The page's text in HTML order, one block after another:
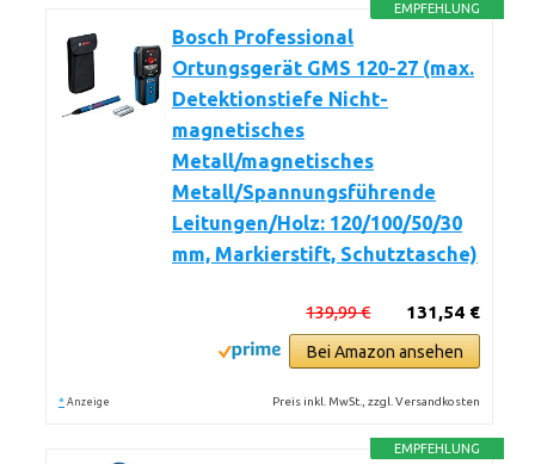
EMPFEHLUNG
Bosch Professional
Ortungsgerät GMS 120-27 (max.
Detektionstiefe Nicht-
magnetisches
Metall/magnetisches
Metall/Spannungsführende
Leitungen/Holz: 120/100/50/30
mm, Markierstift, Schutztasche)
131,54 €
139,99 €
Bei Amazon ansehen
* Anzeige Preis inkl. MwSt., zzgl. Versandkosten
EMPFEHLUNG